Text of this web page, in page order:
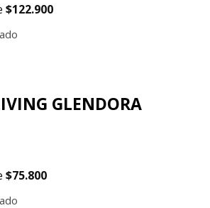
$122.900
GLENDORA
$75.800